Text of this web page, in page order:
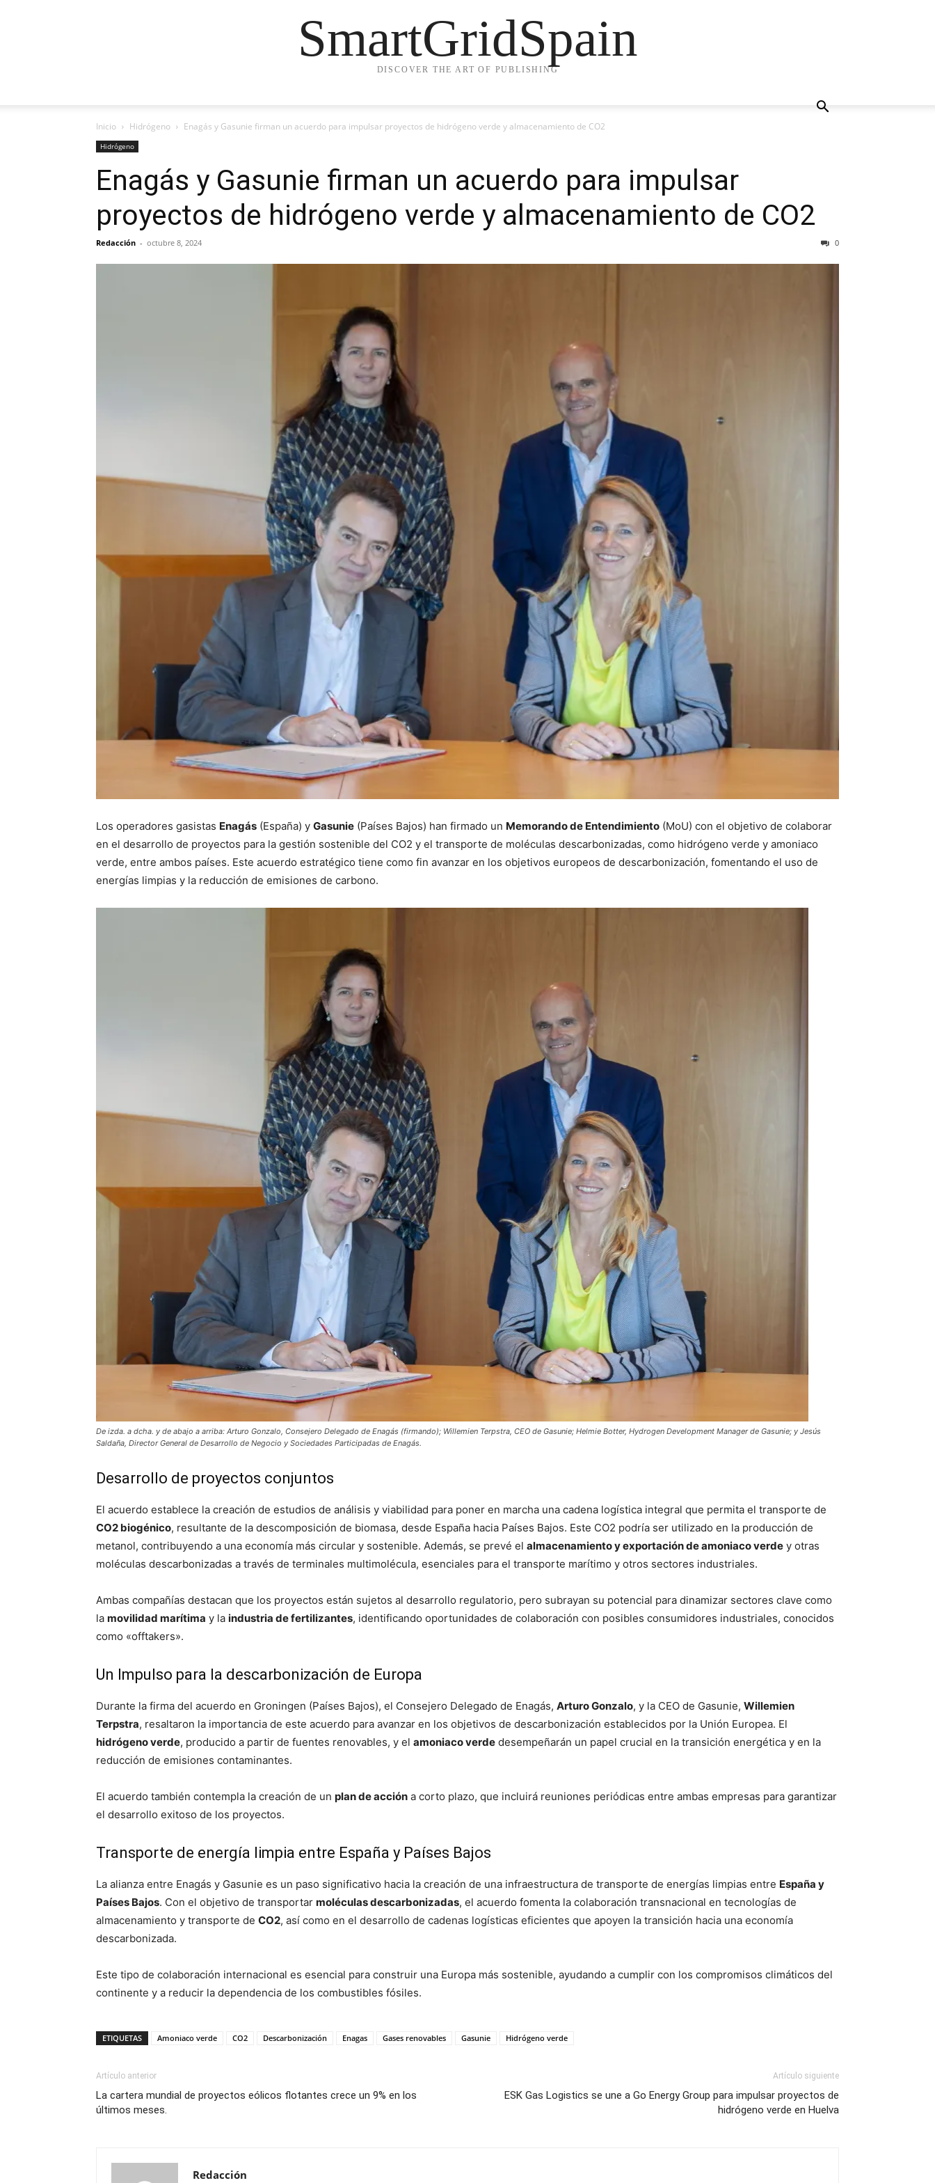
SmartGridSpain
DISCOVER THE ART OF PUBLISHING
Inicio Hidrógeno Enagás y Gasunie firman un acuerdo para impulsar proyectos de hidrógeno verde y almacenamiento de CO2
Hidrógeno
Enagás y Gasunie firman un acuerdo para impulsar
proyectos de hidrógeno verde y almacenamiento de CO2
Redacción - octubre 8, 2024 0
Los operadores gasistas Enagás (España) y Gasunie (Países Bajos) han firmado un Memorando de Entendimiento (MoU) con el objetivo de colaborar
en el desarrollo de proyectos para la gestión sostenible del CO2 y el transporte de moléculas descarbonizadas, como hidrógeno verde y amoniaco
verde, entre ambos países. Este acuerdo estratégico tiene como fin avanzar en los objetivos europeos de descarbonización, fomentando el uso de
energías limpias y la reducción de emisiones de carbono.
De izda. a dcha. y de abajo a arriba: Arturo Gonzalo, Consejero Delegado de Enagás (firmando); Willemien Terpstra, CEO de Gasunie; Helmie Botter, Hydrogen Development Manager de Gasunie; y Jesús
Saldaña, Director General de Desarrollo de Negocio y Sociedades Participadas de Enagás.
Desarrollo de proyectos conjuntos
El acuerdo establece la creación de estudios de análisis y viabilidad para poner en marcha una cadena logística integral que permita el transporte de
CO2 biogénico, resultante de la descomposición de biomasa, desde España hacia Países Bajos. Este CO2 podría ser utilizado en la producción de
metanol, contribuyendo a una economía más circular y sostenible. Además, se prevé el almacenamiento y exportación de amoniaco verde y otras
moléculas descarbonizadas a través de terminales multimolécula, esenciales para el transporte marítimo y otros sectores industriales.
Ambas compañías destacan que los proyectos están sujetos al desarrollo regulatorio, pero subrayan su potencial para dinamizar sectores clave como
la movilidad marítima y la industria de fertilizantes, identificando oportunidades de colaboración con posibles consumidores industriales, conocidos
como «offtakers».
Un Impulso para la descarbonización de Europa
Durante la firma del acuerdo en Groningen (Países Bajos), el Consejero Delegado de Enagás, Arturo Gonzalo, y la CEO de Gasunie, Willemien
Terpstra, resaltaron la importancia de este acuerdo para avanzar en los objetivos de descarbonización establecidos por la Unión Europea. El
hidrógeno verde, producido a partir de fuentes renovables, y el amoniaco verde desempeñarán un papel crucial en la transición energética y en la
reducción de emisiones contaminantes.
El acuerdo también contempla la creación de un plan de acción a corto plazo, que incluirá reuniones periódicas entre ambas empresas para garantizar
el desarrollo exitoso de los proyectos.
Transporte de energía limpia entre España y Países Bajos
La alianza entre Enagás y Gasunie es un paso significativo hacia la creación de una infraestructura de transporte de energías limpias entre España y
Países Bajos. Con el objetivo de transportar moléculas descarbonizadas, el acuerdo fomenta la colaboración transnacional en tecnologías de
almacenamiento y transporte de CO2, así como en el desarrollo de cadenas logísticas eficientes que apoyen la transición hacia una economía
descarbonizada.
Este tipo de colaboración internacional es esencial para construir una Europa más sostenible, ayudando a cumplir con los compromisos climáticos del
continente y a reducir la dependencia de los combustibles fósiles.
ETIQUETAS Amoniaco verde CO2 Descarbonización Enagas Gases renovables Gasunie Hidrógeno verde
Artículo anterior
La cartera mundial de proyectos eólicos flotantes crece un 9% en los
últimos meses.
Artículo siguiente
ESK Gas Logistics se une a Go Energy Group para impulsar proyectos de
hidrógeno verde en Huelva
Redacción